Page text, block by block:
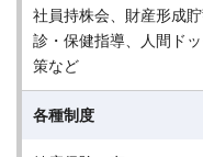
社員持株会、財産形成
診・保健指導、人間ド
策など
各種制度